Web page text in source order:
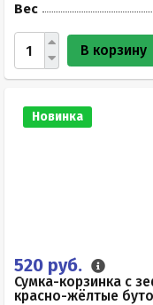
Вес
В корзину
Новинка
520 руб.
Сумка-корзинка с
красно-жёлтые